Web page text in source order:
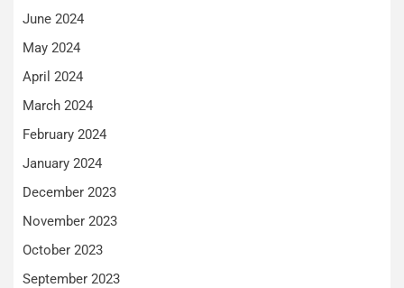
June 2024
May 2024
April 2024
March 2024
February 2024
January 2024
December 2023
November 2023
October 2023
September 2023